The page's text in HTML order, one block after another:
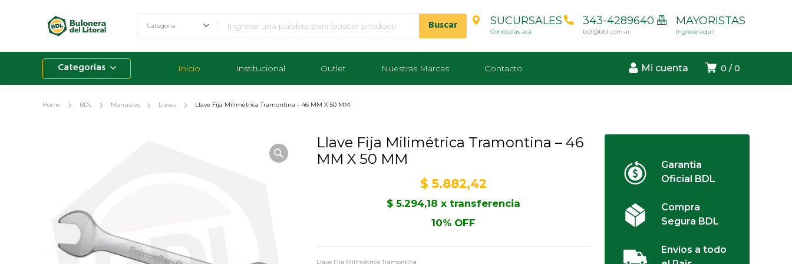
SUCURSALES
Conocelas acá
343-4289640
bdl@bld.com.ar
MAYORISTAS
Ingrese aqui
0 0
Mi cuenta
Categorias Inicio Institucional Outlet Nuestras Marcas Contacto
Home BDL Manuales Llaves Llave Fija Milimétrica Tramontina – 46 MM X 50 MM
Llave Fija Milimétrica Tramontina – 46
MM X 50 MM
$ 5.882,42
$ 5.294,18 x transferencia
10% OFF
Llave Fija Milimétrica Tramontina
Garantia
Oficial BDL
Compra
Segura BDL
Envíos a todo